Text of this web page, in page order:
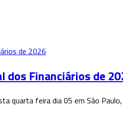
dos Financiários de
quarta feira dia 05 em São